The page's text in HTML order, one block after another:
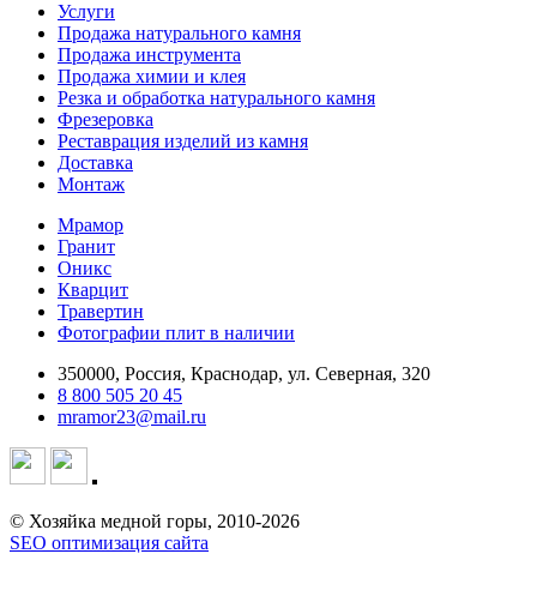
Услуги
Продажа натурального камня
Продажа инструмента
Продажа химии и клея
Резка и обработка натурального камня
Фрезеровка
Реставрация изделий из камня
Доставка
Монтаж
Мрамор
Гранит
Оникс
Кварцит
Травертин
Фотографии плит в наличии
350000, Россия, Краснодар, ул. Северная, 320
8 800 505 20 45
mramor23@mail.ru
© Хозяйка медной горы, 2010-2026
SEO оптимизация сайта